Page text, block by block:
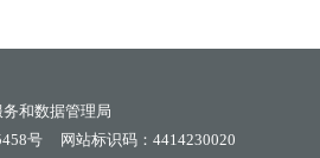
和数据管理局
号 网站标识码：4414230020